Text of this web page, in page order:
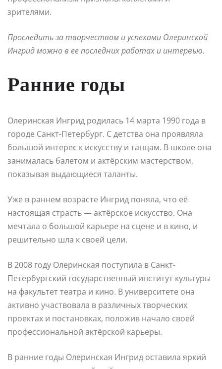
зрителями.
Проследить за творчеством и успехами Олеринской
Ингрид можно в ее последних работах и интервью.
Ранние годы
Олеринская Ингрид родилась 14 марта 1990 года в
городе Санкт-Петербург. С детства она проявляла
большой интерес к искусству и танцам. В школе она
занималась балетом и актёрским мастерством,
показывая выдающиеся таланты.
Уже в раннем возрасте Ингрид поняла, что её
настоящая страсть — актёрское искусство. Она
мечтала о большой карьере на сцене и в кино, и
решительно шла к своей цели.
В 2008 году Олеринская поступила в Санкт-
Петербургский государственный институт культуры
на факультет театра и кино. В университете она
активно участвовала в различных творческих
проектах и постановках, положив начало своей
профессиональной актёрской карьеры.
В ранние годы Олеринская Ингрид оставила яркий